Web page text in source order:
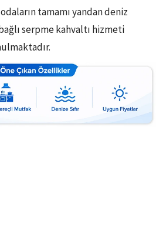
tamamı yandan deniz
serpme kahvaltı hizmeti